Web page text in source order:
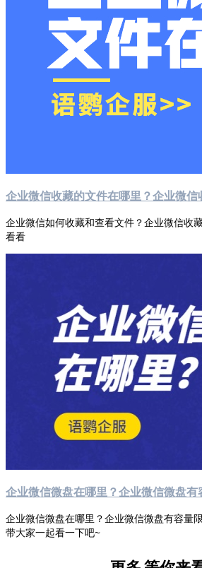
企业微信收藏的文件在哪里？企业微信
企业微信如何收藏和查看文件？企业微信收
看看
企业微信微盘在哪里？企业微信微盘有
企业微信微盘在哪里？企业微信微盘有容量
带大家一起看一下吧~